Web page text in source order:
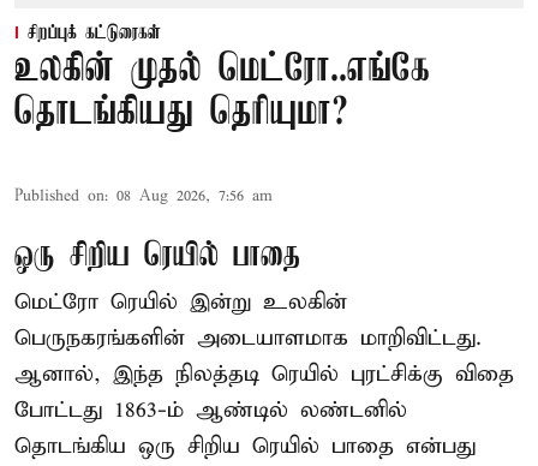
சிறப்புக் கட்டுரைகள்
உலகின் முதல் மெட்ரோ..எங்கே
தொடங்கியது தெரியுமா?
Published on: 08 Aug 2026, 7:56 am
ஒரு சிறிய ரெயில் பாதை
மெட்ரோ ரெயில் இன்று உலகின்
பெருநகரங்களின் அடையாளமாக மாறிவிட்டது.
ஆனால், இந்த நிலத்தடி ரெயில் புரட்சிக்கு விதை
போட்டது 1863-ம் ஆண்டில் லண்டனில்
தொடங்கிய ஒரு சிறிய ரெயில் பாதை என்பது